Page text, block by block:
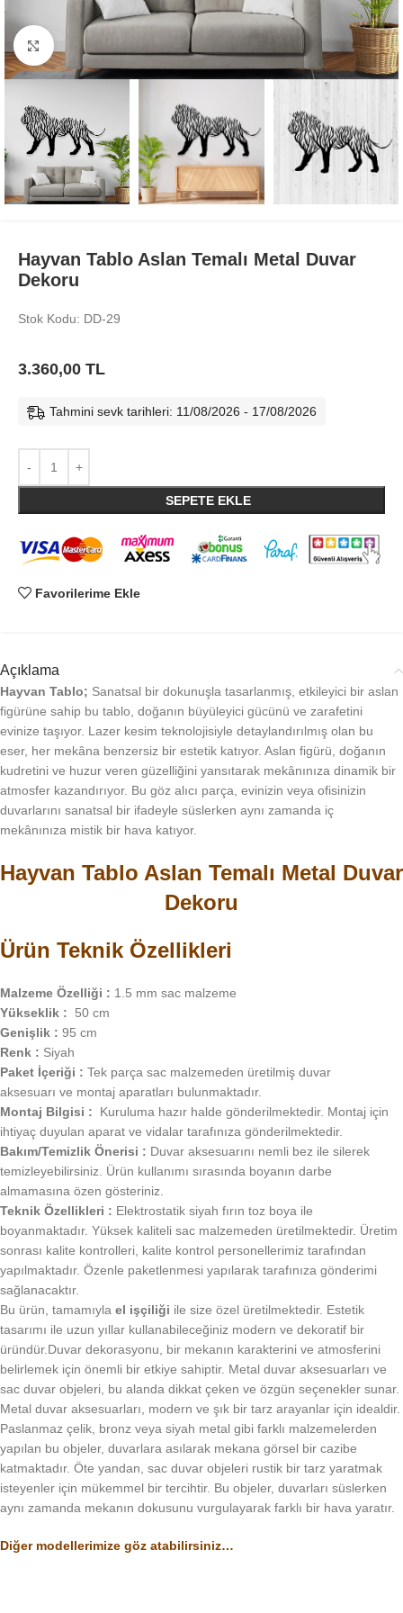
Büyüt
Hayvan Tablo Aslan Temalı Metal Duvar
Dekoru
Stok Kodu: DD-29
3.360,00 TL
Tahmini sevk tarihleri: 11/08/2026 - 17/08/2026
SEPETE EKLE
Favorilerime Ekle
Açıklama
Hayvan Tablo; Sanatsal bir dokunuşla tasarlanmış, etkileyici bir aslan
figürüne sahip bu tablo, doğanın büyüleyici gücünü ve zarafetini
evinize taşıyor. Lazer kesim teknolojisiyle detaylandırılmış olan bu
eser, her mekâna benzersiz bir estetik katıyor. Aslan figürü, doğanın
kudretini ve huzur veren güzelliğini yansıtarak mekânınıza dinamik bir
atmosfer kazandırıyor. Bu göz alıcı parça, evinizin veya ofisinizin
duvarlarını sanatsal bir ifadeyle süslerken aynı zamanda iç
mekânınıza mistik bir hava katıyor.
Hayvan Tablo Aslan Temalı Metal Duvar
Dekoru
Ürün Teknik Özellikleri
Malzeme Özelliği : 1.5 mm sac malzeme
Yükseklik : 50 cm
Genişlik : 95 cm
Renk : Siyah
Paket İçeriği : Tek parça sac malzemeden üretilmiş duvar
aksesuarı ve montaj aparatları bulunmaktadır.
Montaj Bilgisi : Kuruluma hazır halde gönderilmektedir. Montaj için
ihtiyaç duyulan aparat ve vidalar tarafınıza gönderilmektedir.
Bakım/Temizlik Önerisi : Duvar aksesuarını nemli bez ile silerek
temizleyebilirsiniz. Ürün kullanımı sırasında boyanın darbe
almamasına özen gösteriniz.
Teknik Özellikleri : Elektrostatik siyah fırın toz boya ile
boyanmaktadır. Yüksek kaliteli sac malzemeden üretilmektedir. Üretim
sonrası kalite kontrolleri, kalite kontrol personellerimiz tarafından
yapılmaktadır. Özenle paketlenmesi yapılarak tarafınıza gönderimi
sağlanacaktır.
Bu ürün, tamamıyla el işçiliği ile size özel üretilmektedir. Estetik
tasarımı ile uzun yıllar kullanabileceğiniz modern ve dekoratif bir
üründür.Duvar dekorasyonu, bir mekanın karakterini ve atmosferini
belirlemek için önemli bir etkiye sahiptir. Metal duvar aksesuarları ve
sac duvar objeleri, bu alanda dikkat çeken ve özgün seçenekler sunar.
Metal duvar aksesuarları, modern ve şık bir tarz arayanlar için idealdir.
Paslanmaz çelik, bronz veya siyah metal gibi farklı malzemelerden
yapılan bu objeler, duvarlara asılarak mekana görsel bir cazibe
katmaktadır. Öte yandan, sac duvar objeleri rustik bir tarz yaratmak
isteyenler için mükemmel bir tercihtir. Bu objeler, duvarları süslerken
aynı zamanda mekanın dokusunu vurgulayarak farklı bir hava yaratır.
Diğer modellerimize göz atabilirsiniz…